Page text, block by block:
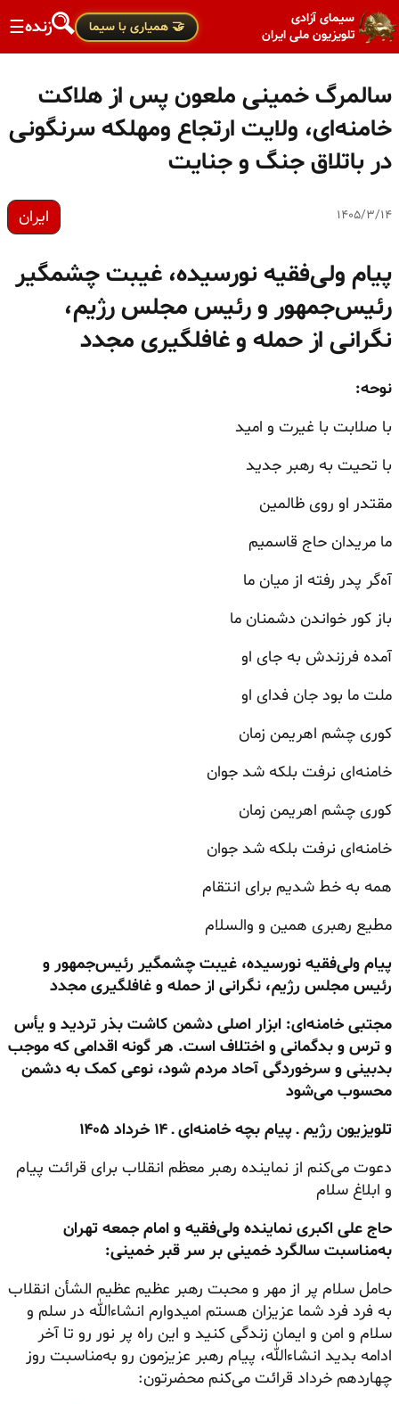
سیمای آزادی
تلویزیون ملی ایران
🤝 همیاری با سیما زنده☰
سالمرگ خمینی ملعون پس از هلاکت
خامنه‌ای، ولایت ارتجاع ومهلکه سرنگونی
در باتلاق جنگ و جنایت
۱۴۰۵/۳/۱۴ ایران
پیام ولی‌فقیه نورسیده، غیبت چشمگیر
رئیس‌جمهور و رئیس مجلس رژیم،
نگرانی از حمله و غافلگیری مجدد
نوحه:
با صلابت با غیرت و امید
با تحیت به رهبر جدید
مقتدر او روی ظالمین
ما مریدان حاج قاسمیم
آه‌گر پدر رفته از میان ما
باز کور خواندن دشمنان ما
آمده فرزندش به جای او
ملت ما بود جان فدای او
کوری چشم اهریمن زمان
خامنه‌ای نرفت بلکه شد جوان
کوری چشم اهریمن زمان
خامنه‌ای نرفت بلکه شد جوان
همه به خط شدیم برای انتقام
مطیع رهبری همین و والسلام
پیام ولی‌فقیه نورسیده، غیبت چشمگیر رئیس‌جمهور و
رئیس مجلس رژیم، نگرانی از حمله و غافلگیری مجدد
مجتبی خامنه‌ای: ابزار اصلی دشمن کاشت بذر تردید و یأس
و ترس و بدگمانی و اختلاف است. هر گونه اقدامی که موجب
بدبینی و سرخوردگی آحاد مردم شود، نوعی کمک به دشمن
محسوب می‌شود
تلویزیون رژیم ـ پیام بچه خامنه‌ای ـ ۱۴ خرداد ۱۴۰۵
دعوت می‌کنم از نماینده رهبر معظم انقلاب برای قرائت پیام
و ابلاغ سلام
حاج علی اکبری نماینده ولی‌فقیه و امام جمعه تهران
به‌مناسبت سالگرد خمینی بر سر قبر خمینی:
حامل سلام پر از مهر و محبت رهبر عظیم عظیم الشأن انقلاب
به فرد فرد شما عزیزان هستم امیدوارم انشاءالله در سلم و
سلام و امن و ایمان زندگی کنید و این راه پر نور رو تا آخر
ادامه بدید انشاءالله، پیام رهبر عزیزمون رو به‌مناسبت روز
چهاردهم خرداد قرائت می‌کنم محضرتون: